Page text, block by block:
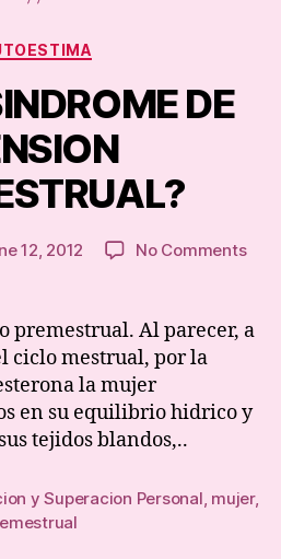
Categories
DE
12, 2012 No Commentson
premestrual. Al parecer, a
ciclo mestrual, por la
la mujer
en su equilibrio hidrico y
tejidos blandos,..
y Superacion Personal, mujer,